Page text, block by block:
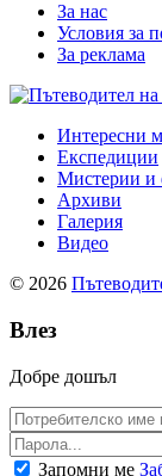
За нас
Условия за
За реклама
Интересни
Експедиции
Мистерии и
Архиви
Галерия
Видео
© 2026
Влез
Добре дошъл
Запомни ме